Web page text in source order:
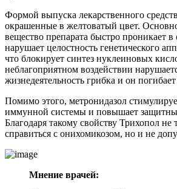
Формой выпуска лекарственного
окрашенные в желтоватый цвет.
вещество препарата быстро проникает в
нарушает целостность генетического
что блокирует синтез нуклеиновых
неблагоприятном воздействии
жизнедеятельность грибка и он
Помимо этого, метронидазол
иммунной системы и повышает
Благодаря такому свойству Трихопол не
справиться с онихомикозом, но и не
Мнение врачей: